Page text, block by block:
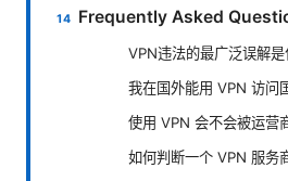
Frequently Asked
VPN违法的最广泛误解是
我在国外能用 VPN 访问
使用 VPN 会不会被运营
如何判断一个 VPN 服务